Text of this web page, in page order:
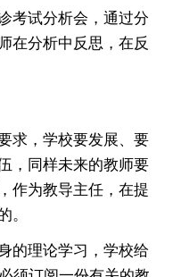
试分析会，通过分
在分析中反思，在反
，学校要发展、要
，同样未来的教师要
作为教导主任，在提
。
理论学习，学校给